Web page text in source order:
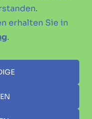
erhalten Sie in
.